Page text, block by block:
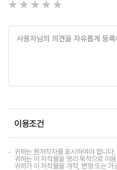
이용조건
귀하는 원저작자를 표시하여야 합니다.
귀하는 이 저작물을 영리 목적으로 이
귀하가 이 저작물을 개작, 변형 또는